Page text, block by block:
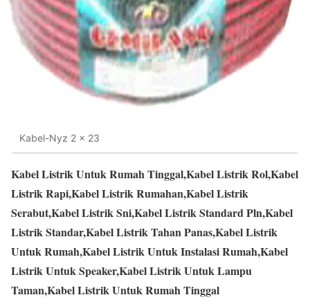
Kabel-Nyz 2 x 23
Kabel Listrik Untuk Rumah Tinggal,Kabel Listrik Rol,Kabel
Listrik Rapi,Kabel Listrik Rumahan,Kabel Listrik
Serabut,Kabel Listrik Sni,Kabel Listrik Standard Pln,Kabel
Listrik Standar,Kabel Listrik Tahan Panas,Kabel Listrik
Untuk Rumah,Kabel Listrik Untuk Instalasi Rumah,Kabel
Listrik Untuk Speaker,Kabel Listrik Untuk Lampu
Taman,Kabel Listrik Untuk Rumah Tinggal